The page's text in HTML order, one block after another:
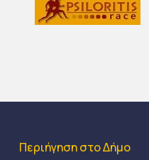
Περιήγηση στο Δήμο